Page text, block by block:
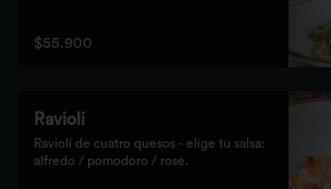
$55.900
Ravioli
Ravioli de cuatro quesos - elige tu salsa:
alfredo / pomodoro / rosé.